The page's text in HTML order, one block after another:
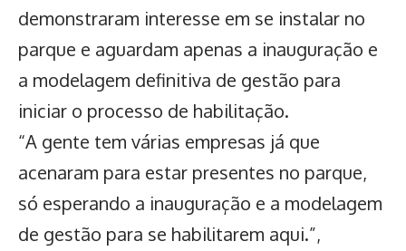
demonstraram interesse em se instalar no
parque e aguardam apenas a inauguração e
a modelagem definitiva de gestão para
iniciar o processo de habilitação.
“A gente tem várias empresas já que
acenaram para estar presentes no parque,
só esperando a inauguração e a modelagem
de gestão para se habilitarem aqui.”,